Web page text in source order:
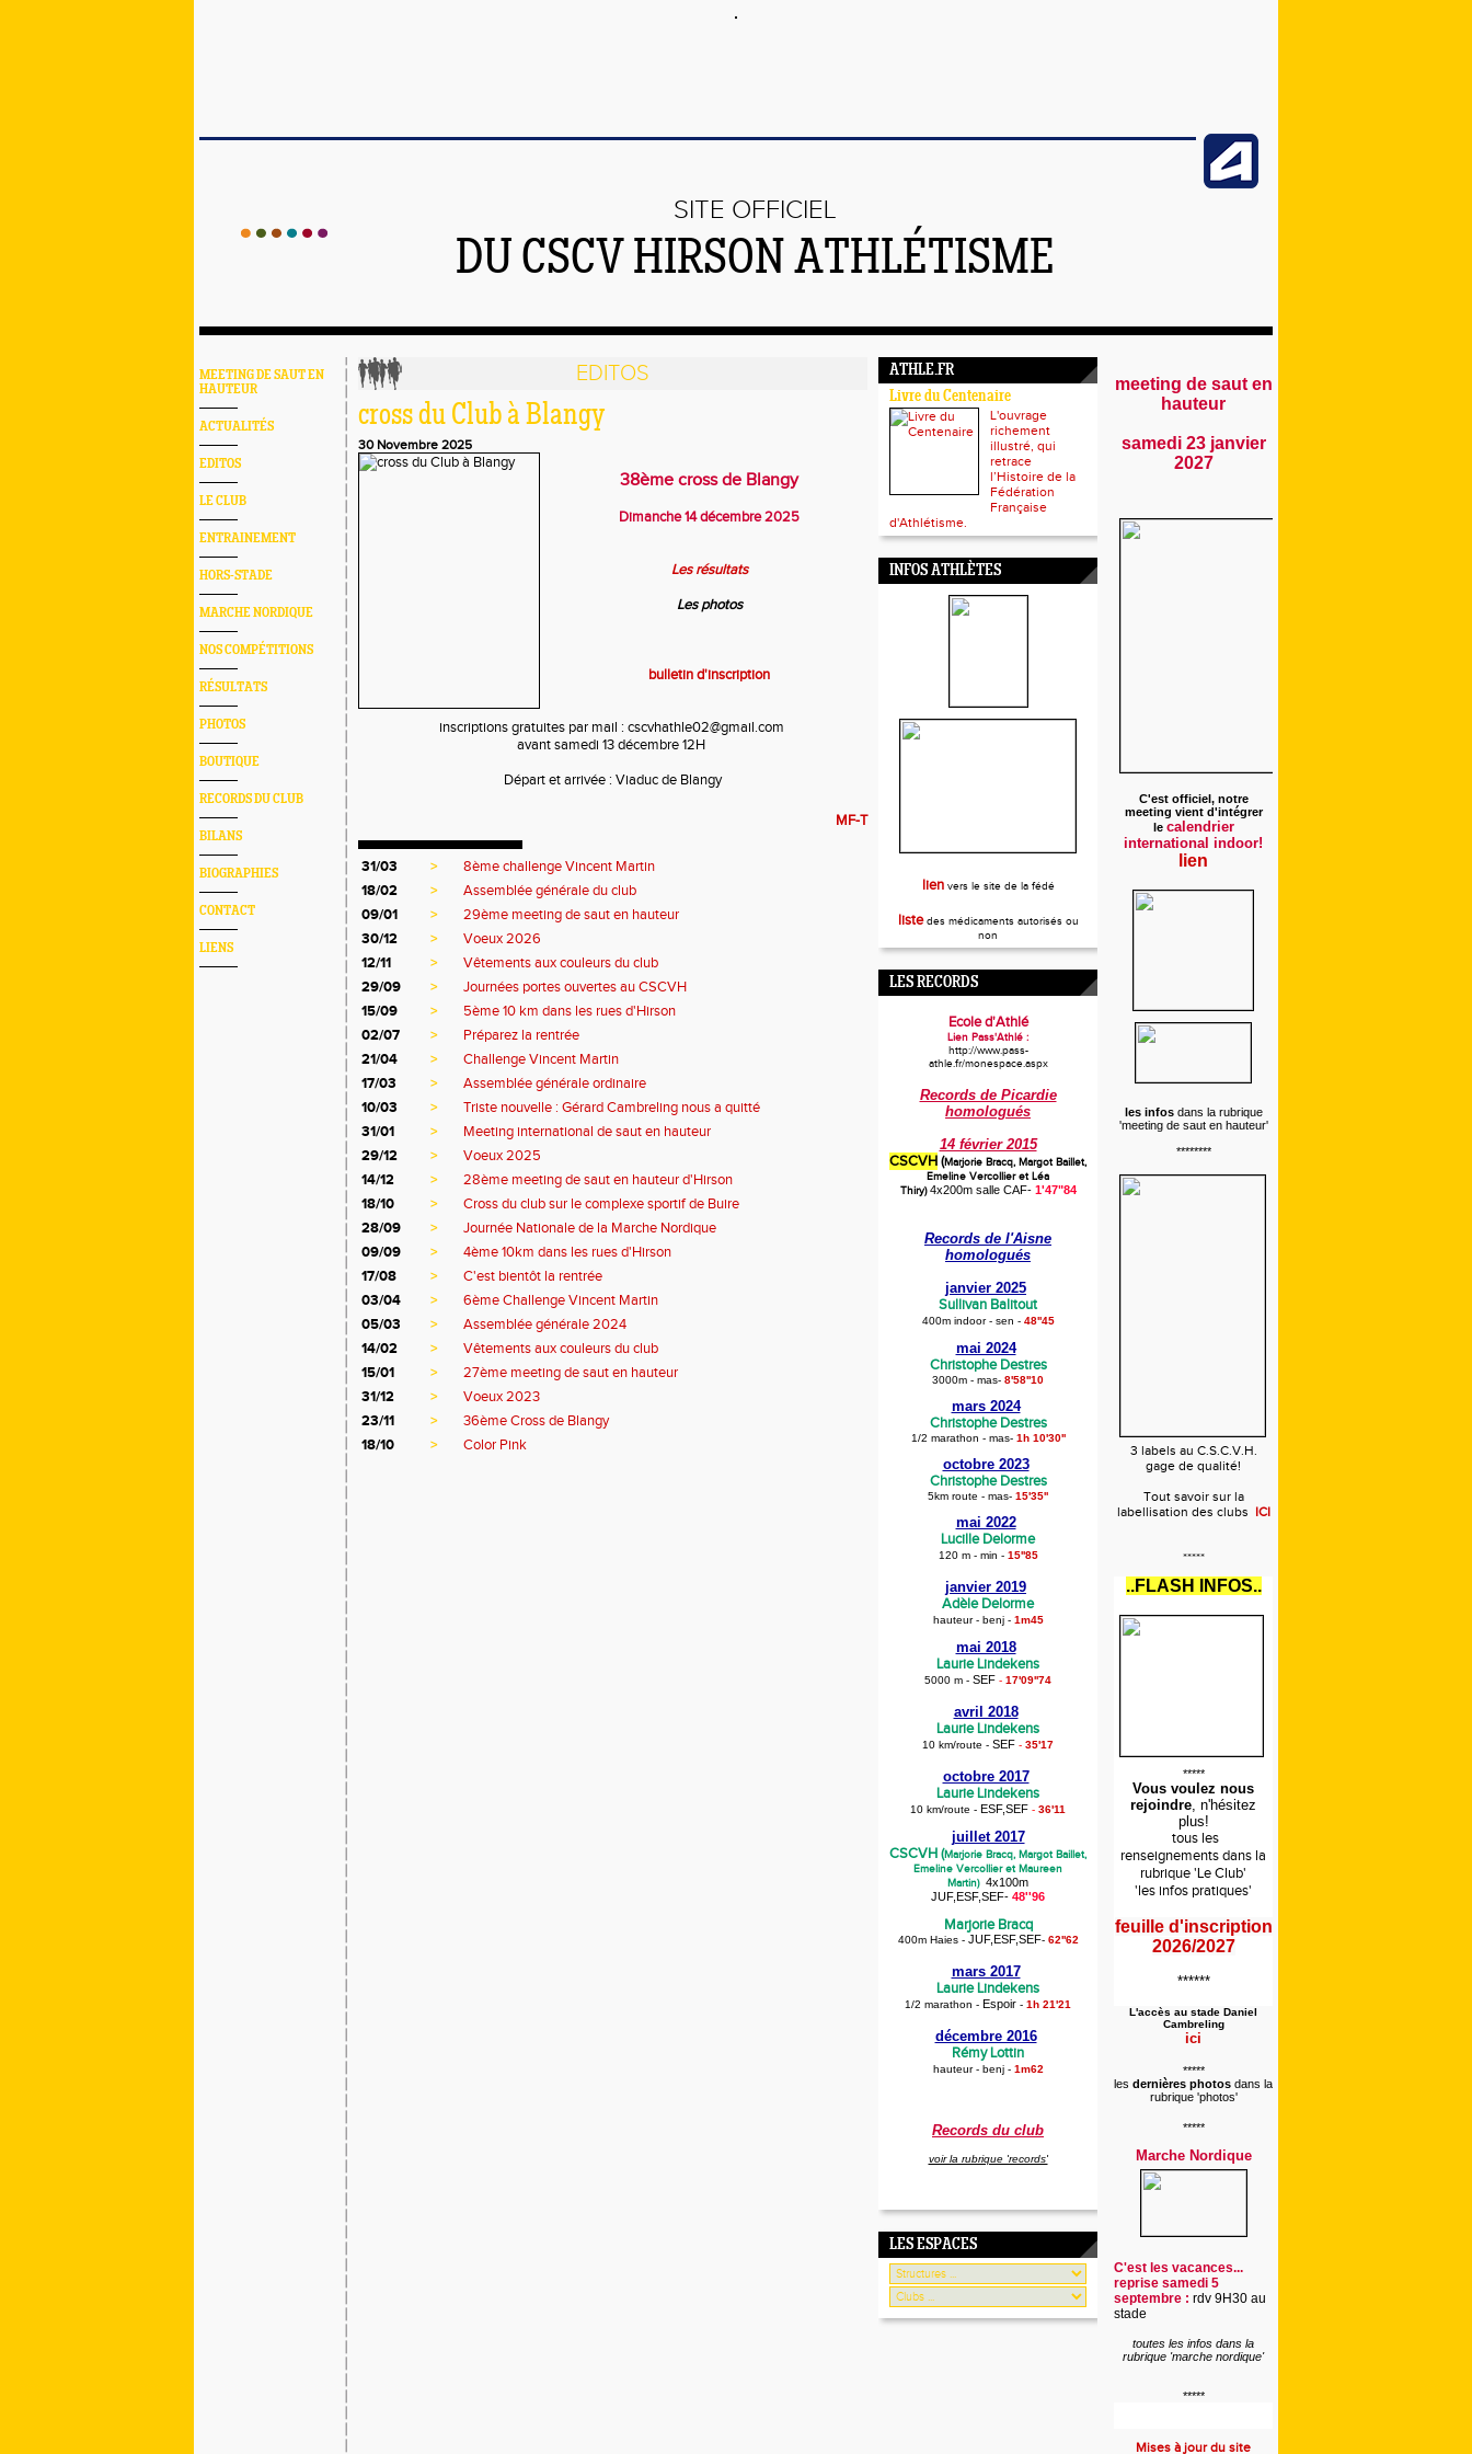
SITE OFFICIEL
DU CSCV HIRSON ATHLÉTISME
MEETING DE SAUT EN
HAUTEUR
ACTUALITÉS
EDITOS
LE CLUB
ENTRAINEMENT
HORS-STADE
MARCHE NORDIQUE
NOS COMPÉTITIONS
RÉSULTATS
PHOTOS
BOUTIQUE
RECORDS DU CLUB
BILANS
BIOGRAPHIES
CONTACT
LIENS
EDITOS
cross du Club à Blangy
30 Novembre 2025
38ème cross de Blangy
Dimanche 14 décembre 2025
Les résultats
Les photos
bulletin d'inscription
inscriptions gratuites par mail : cscvhathle02@gmail.com
avant samedi 13 décembre 12H
Départ et arrivée : Viaduc de Blangy
MF-T
31/03 >
8ème challenge Vincent Martin
18/02
>
Assemblée générale du club
09/01
>
29ème meeting de saut en hauteur
30/12
>
Voeux 2026
12/11
>
Vêtements aux couleurs du club
29/09
>
Journées portes ouvertes au CSCVH
15/09
>
5ème 10 km dans les rues d'Hirson
02/07
>
Préparez la rentrée
21/04
>
Challenge Vincent Martin
17/03
>
Assemblée générale ordinaire
10/03
>
Triste nouvelle : Gérard Cambreling nous a quitté
31/01
>
Meeting international de saut en hauteur
29/12
>
Voeux 2025
14/12
>
28ème meeting de saut en hauteur d'Hirson
18/10
>
Cross du club sur le complexe sportif de Buire
28/09
>
Journée Nationale de la Marche Nordique
09/09
>
4ème 10km dans les rues d'Hirson
17/08
>
C'est bientôt la rentrée
03/04
>
6ème Challenge Vincent Martin
05/03
>
Assemblée générale 2024
14/02
>
Vêtements aux couleurs du club
15/01
>
27ème meeting de saut en hauteur
31/12
>
Voeux 2023
23/11
>
36ème Cross de Blangy
18/10
> Color Pink
ATHLE.FR
Livre du Centenaire
L'ouvrage
richement
illustré, qui
retrace
l’Histoire de la
Fédération
Française
d'Athlétisme.
INFOS ATHLÈTES
lien vers le site de la fédé
liste des médicaments autorisés ou
non
LES RECORDS
Ecole d'Athlé
Lien Pass'Athlé :
http://www.pass-
athle.fr/monespace.aspx
Records de Picardie
homologués
14 février 2015
CSCVH(Marjorie Bracq, Margot Baillet,
Emeline Vercollier et Léa
Thiry) 4x200m salle CAF- 1'47"84
Records de l'Aisne
homologués
janvier 2025
Sullivan Balitout
400m indoor - sen - 48''45
mai 2024
Christophe Destres
3000m - mas- 8'58''10
mars 2024
Christophe Destres
1/2 marathon - mas- 1h 10'30''
octobre 2023
Christophe Destres
5km route - mas- 15'35''
mai 2022
Lucille Delorme
120 m - min - 15''85
janvier 2019
Adèle Delorme
hauteur - benj - 1m45
mai 2018
Laurie Lindekens
5000 m - SEF - 17'09''74
avril 2018
Laurie Lindekens
10 km/route - SEF - 35'17
octobre 2017
Laurie Lindekens
10 km/route - ESF,SEF - 36'11
juillet 2017
CSCVH (Marjorie Bracq, Margot Baillet,
Emeline Vercollier et Maureen
Martin) 4x100m
JUF,ESF,SEF- 48''96
Marjorie Bracq
400m Haies - JUF,ESF,SEF- 62''62
mars 2017
Laurie Lindekens
1/2 marathon - Espoir - 1h 21'21
décembre 2016
Rémy Lottin
hauteur - benj - 1m62
Records du club
voir la rubrique 'records'
LES ESPACES
meeting de saut en
hauteur
samedi 23 janvier
2027
C'est officiel, notre
meeting vient d'intégrer
le calendrier
international indoor!
lien
les infosdans la rubrique
'meeting de saut en hauteur'
********
3 labels au C.S.C.V.H.
gage de qualité!
Tout savoir sur la
labellisation des clubs ICI
*****
..FLASH INFOS..
*****
Vous voulez nous
rejoindre, n'hésitez
plus!
tous les
renseignementsdans la
rubrique 'Le Club'
'les infos pratiques'
feuille d'inscription
2026/2027
******
L'accès au stade Daniel
Cambreling
ici
*****
les dernières photos dans la
rubrique 'photos'
*****
Marche Nordique
C'est les vacances...
reprise samedi 5
septembre : rdv 9H30 au
stade
toutes les infos dans la
rubrique 'marche nordique'
*****
Mises à jour du site